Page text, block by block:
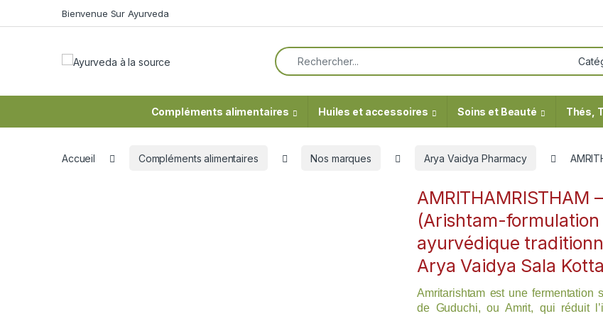
Bienvenue Sur Ayurveda
Search for:
Compléments alimentaires Huiles et accessoires Soins et Beauté Thés,
Accueil Compléments alimentaires Nos marques Arya Vaidya Pharmacy
AMRITHAMRISTHAM
(Arishtam-formulation
ayurvédique
Arya Vaidya Sala
Amritarishtam est une fermentation
de Guduchi, ou Amrit, qui réduit